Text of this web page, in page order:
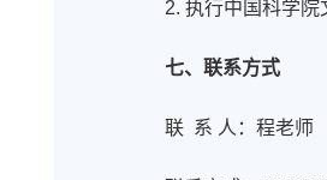
2. 执行中国科学院
七、联系方式
联 系 人：程老师